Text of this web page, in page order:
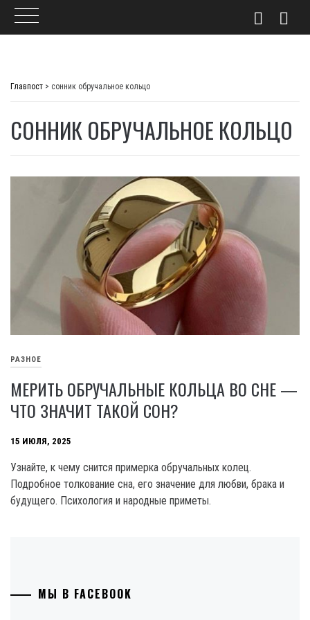
Главпост > сонник обручальное кольцо
СОННИК ОБРУЧАЛЬНОЕ КОЛЬЦО
РАЗНОЕ
МЕРИТЬ ОБРУЧАЛЬНЫЕ КОЛЬЦА ВО СНЕ —
ЧТО ЗНАЧИТ ТАКОЙ СОН?
15 ИЮЛЯ, 2025
Узнайте, к чему снится примерка обручальных колец.
Подробное толкование сна, его значение для любви, брака и
будущего. Психология и народные приметы.
МЫ В FACEBOOK